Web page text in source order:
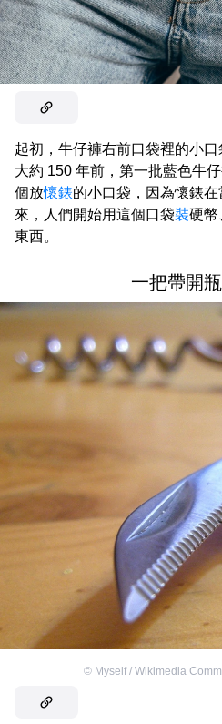
起初，牛仔褲右前口袋裡的小口
大約 150 年前，第一批藍色牛
個放懷錶的小口袋，因為懷錶
來，人們開始用這個口袋裝硬幣
東西。
一把帶開
© Myself / Wikimedia